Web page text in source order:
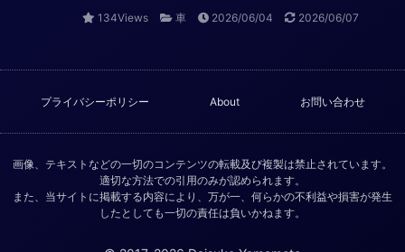
134Views 車 2026/06/04 2026/06/07
プライバシーポリシー About お問い合わせ
画像、テキストなどの一切のコンテンツの転載及び複製は禁止されています。
適切な方法での引用のみが認められます。
また、当サイトに掲載する内容により、万が一、何らかの不利益や損害が発生
したとしても一切の責任は負いかねます。